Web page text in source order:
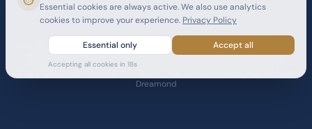
Essential cookies are always active. We also use analytics
cookies to improve your experience. Privacy Policy
Essential only Accept all
Accepting all cookies in 18s
Agent Général de Vente et de Services (GSSA) agréé pour le programme
de visa longue durée Thailand Elite — Dreamond, Licence SA21/012.
Dreamond